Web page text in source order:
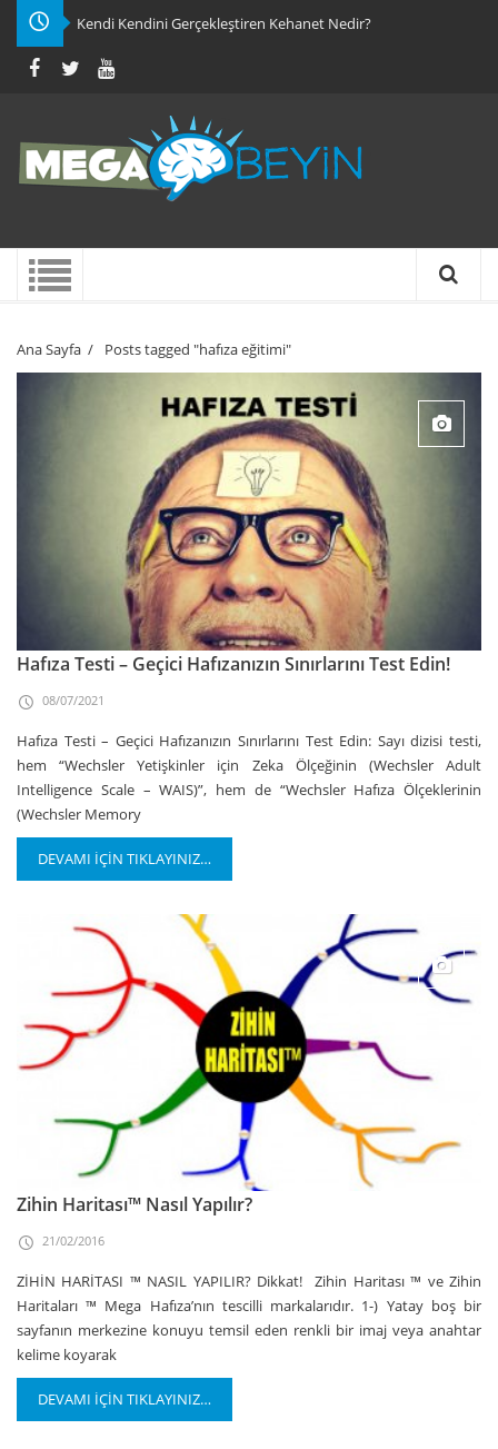
Kendi Kendini Gerçekleştiren Kehanet Nedir?
Ana Sayfa / Posts tagged "hafıza eğitimi"
Hafıza Testi – Geçici Hafızanızın Sınırlarını Test Edin!
08/07/2021
Hafıza Testi – Geçici Hafızanızın Sınırlarını Test Edin: Sayı dizisi testi,
hem “Wechsler Yetişkinler için Zeka Ölçeğinin (Wechsler Adult
Intelligence Scale – WAIS)”, hem de “Wechsler Hafıza Ölçeklerinin
(Wechsler Memory
DEVAMI İÇİN TIKLAYINIZ…
Zihin Haritası™ Nasıl Yapılır?
21/02/2016
ZİHİN HARİTASI ™ NASIL YAPILIR? Dikkat! Zihin Haritası ™ ve Zihin
Haritaları ™ Mega Hafıza’nın tescilli markalarıdır. 1-) Yatay boş bir
sayfanın merkezine konuyu temsil eden renkli bir imaj veya anahtar
kelime koyarak
DEVAMI İÇİN TIKLAYINIZ…